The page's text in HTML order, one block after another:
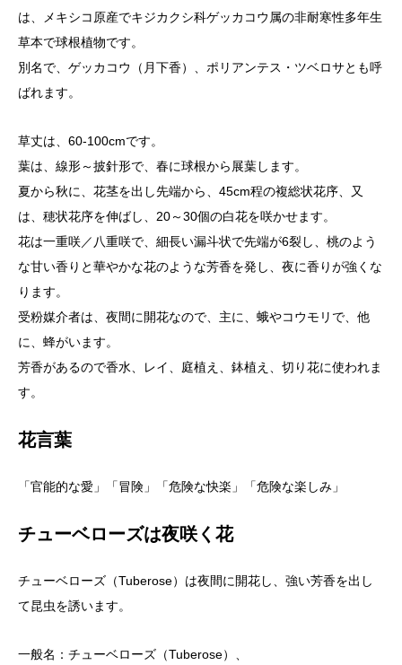
は、メキシコ原産でキジカクシ科ゲッカコウ属の非耐寒性多年生
草本で球根植物です。
別名で、ゲッカコウ（月下香）、ポリアンテス・ツベロサとも呼
ばれます。
草丈は、60-100cmです。
葉は、線形～披針形で、春に球根から展葉します。
夏から秋に、花茎を出し先端から、45cm程の複総状花序、又
は、穂状花序を伸ばし、20～30個の白花を咲かせます。
花は一重咲／八重咲で、細長い漏斗状で先端が6裂し、桃のよう
な甘い香りと華やかな花のような芳香を発し、夜に香りが強くな
ります。
受粉媒介者は、夜間に開花なので、主に、蛾やコウモリで、他
に、蜂がいます。
芳香があるので香水、レイ、庭植え、鉢植え、切り花に使われま
す。
花言葉
「官能的な愛」「冒険」「危険な快楽」「危険な楽しみ」
チューベローズは夜咲く花
チューベローズ（Tuberose）は夜間に開花し、強い芳香を出し
て昆虫を誘います。
一般名：チューベローズ（Tuberose）、